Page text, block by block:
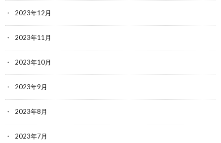
2023年12月
2023年11月
2023年10月
2023年9月
2023年8月
2023年7月